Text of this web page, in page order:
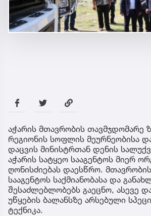
აჭარის მთავრობის თავმჯდომარე
რეგიონის სოფლის მეურნეობისა
დაცვის მინისტრთან დენის
აჭარის სატყეო სააგენტოს მიერ
ღონისძიებას დაესწრო.
სააგენტოს საქმიანობასა და
შესაძლებლობებს გაეცნო, ასევე
უწყების ბალანსზე არსებული
ტექნიკა.